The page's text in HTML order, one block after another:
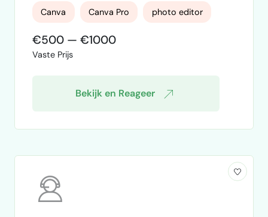
Media Manager to lead our re-branding
efforts across LinkedIn and Instagram. This
is an ongoing, remote position with
occasional in-person meetings. We're not
looking for someone who just posts—we
Canva Canva Pro photo editor
€500 — €1000
Vaste Prijs
Bekijk en Reageer